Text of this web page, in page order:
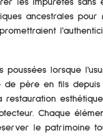
les impuretés sans
ancestrales pour
poussées lorsque
de père en fils depuis
restauration
Chaque
le patrimoine